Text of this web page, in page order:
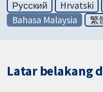
Русский
Hrvatski
Bahasa Malaysia
繁
Latar belakang